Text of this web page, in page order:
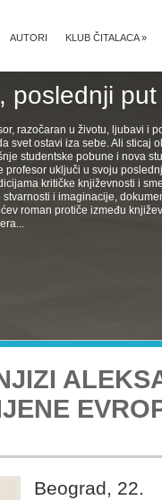
KLUB ČITALACA»
AUTORI
poslednji put
razočaran u životu, ljubavi i
svet ostavi iza sebe. Ali sticaj
studentske pobune i nova
profesor uključi u svoju
kritičke književnosti i
i imaginacije,
roman protiče između
Beograd, 22.